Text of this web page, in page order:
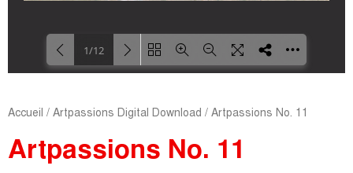
Accueil / Artpassions Digital Download / Artpassions No. 11
Artpassions No. 11